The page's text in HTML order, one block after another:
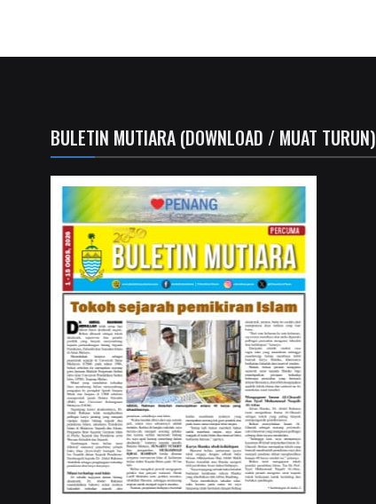
BULETIN MUTIARA (DOWNLOAD / MUAT TURUN)